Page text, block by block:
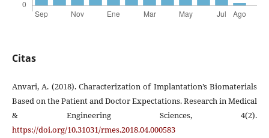
Citas
Anvari, A. (2018). Characterization of Implantation’s Biomaterials
Based on the Patient and Doctor Expectations. Research in Medical
& Engineering Sciences, 4(2).
https://doi.org/10.31031/rmes.2018.04.000583